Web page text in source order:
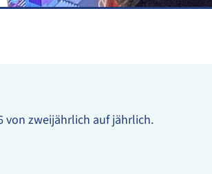
von zweijährlich auf jährlich.